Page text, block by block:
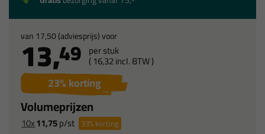
van 17,50(adviesprijs) voor
13,49 per stuk
(16,32incl. BTW )
23% korting
Volumeprijzen
10x11,75p/st 33%korting